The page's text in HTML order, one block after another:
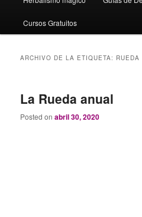
i
Cursos Gratuitos
ARCHIVO DE LA ETIQUETA: RUEDA
La Rueda anual
Posted onabril 30, 2020